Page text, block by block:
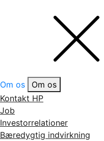
Om os
Om os
Kontakt HP
Job
Investorrelationer
Bæredygtig indvirkning